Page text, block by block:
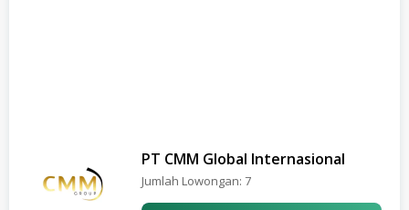
PT CMM Global Internasional
Jumlah Lowongan: 7